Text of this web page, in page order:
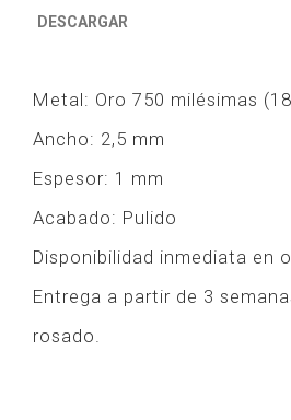
DESCARGAR
Metal: Oro 750 milésimas
Ancho: 2,5 mm
Espesor: 1 mm
Acabado: Pulido
Disponibilidad inmediata en
Entrega a partir de 3
rosado.